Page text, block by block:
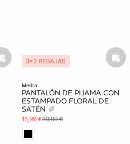
basketfull
medra
PANTALÓN DE PIJAMA CON
ESTAMPADO FLORAL DE
SATÉN
16,99 €29,99 €
3x2 REBAJAS